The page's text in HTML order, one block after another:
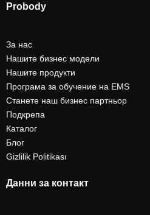
Probody
За нас
Нашите бизнес модели
Нашите продукти
Програма за обучение на EMS
Станете наш бизнес партньор
Подкрепа
Каталог
Блог
Gizlilik Politikası
Данни за контакт